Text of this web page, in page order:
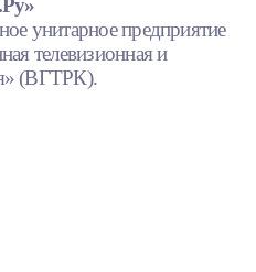
унитарное предприятие
телевизионная и
(ВГТРК).